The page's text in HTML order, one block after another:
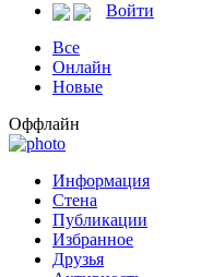
Войти
Все
Онлайн
Новые
Оффлайн
Информация
Стена
Публикации
Избранное
Друзья